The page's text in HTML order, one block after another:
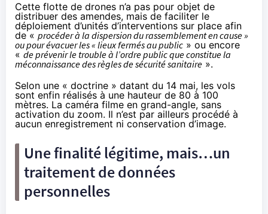
Cette flotte de drones n’a pas pour objet de
distribuer des amendes, mais de faciliter le
déploiement d’unités d’interventions sur place afin
de « procéder à la dispersion du rassemblement en cause »
ou pour évacuer les « lieux fermés au public » ou encore
« de prévenir le trouble à l’ordre public que constitue la
méconnaissance des règles de sécurité sanitaire ».
Selon une « doctrine » datant du 14 mai, les vols
sont enfin réalisés à une hauteur de 80 à 100
mètres. La caméra filme en grand-angle, sans
activation du zoom. Il n’est par ailleurs procédé à
aucun enregistrement ni conservation d’image.
Une finalité légitime, mais…un
traitement de données
personnelles